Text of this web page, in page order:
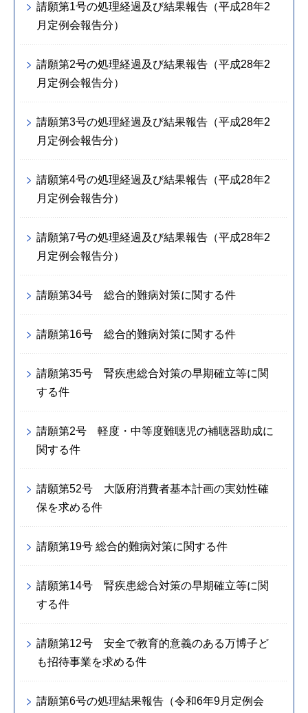
請願第1号の処理経過及び結果報告（平成28年2
月定例会報告分）
請願第2号の処理経過及び結果報告（平成28年2
月定例会報告分）
請願第3号の処理経過及び結果報告（平成28年2
月定例会報告分）
請願第4号の処理経過及び結果報告（平成28年2
月定例会報告分）
請願第7号の処理経過及び結果報告（平成28年2
月定例会報告分）
請願第34号 総合的難病対策に関する件
請願第16号 総合的難病対策に関する件
請願第35号 腎疾患総合対策の早期確立等に関
する件
請願第2号 軽度・中等度難聴児の補聴器助成に
関する件
請願第52号 大阪府消費者基本計画の実効性確
保を求める件
請願第19号 総合的難病対策に関する件
請願第14号 腎疾患総合対策の早期確立等に関
する件
請願第12号 安全で教育的意義のある万博子ど
も招待事業を求める件
請願第6号の処理結果報告（令和6年9月定例会